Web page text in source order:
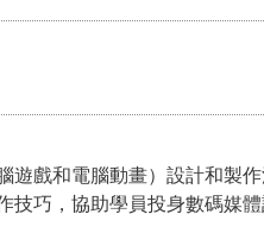
遊戲和電腦動畫）設計和製
技巧，協助學員投身數碼媒